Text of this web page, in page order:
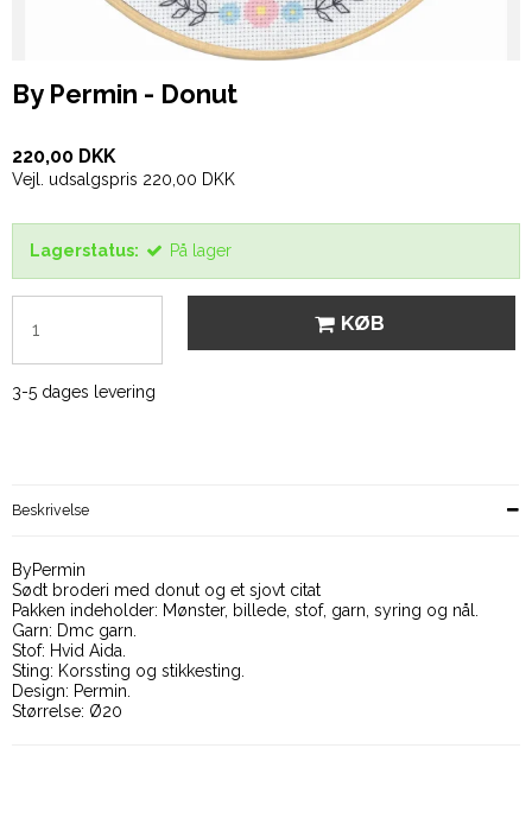
By Permin - Donut
220,00 DKK
Vejl. udsalgspris 220,00 DKK
Lagerstatus: På lager
KØB
3-5 dages levering
Beskrivelse
ByPermin
Sødt broderi med donut og et sjovt citat
Pakken indeholder: Mønster, billede, stof, garn, syring og nål.
Garn: Dmc garn.
Stof: Hvid Aida.
Sting: Korssting og stikkesting.
Design: Permin.
Størrelse: Ø20